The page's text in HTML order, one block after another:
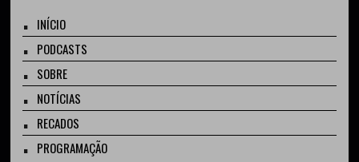
INÍCIO
PODCASTS
SOBRE
NOTÍCIAS
RECADOS
PROGRAMAÇÃO